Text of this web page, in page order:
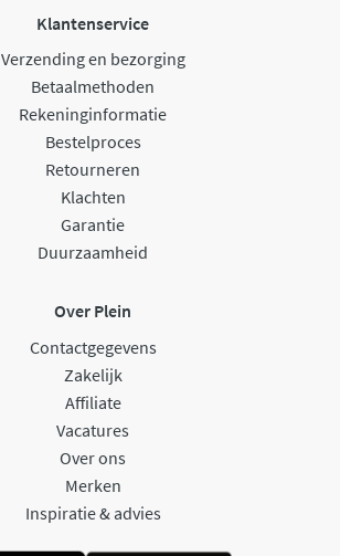
Klantenservice
Verzending en bezorging
Betaalmethoden
Rekeninginformatie
Bestelproces
Retourneren
Klachten
Garantie
Duurzaamheid
Over Plein
Contactgegevens
Zakelijk
Affiliate
Vacatures
Over ons
Merken
Inspiratie & advies